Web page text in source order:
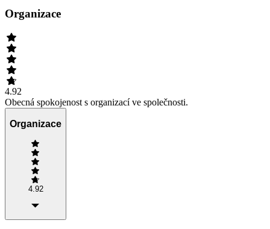
Organizace
4.92
Obecná spokojenost s organizací ve společnosti.
Organizace
4.92